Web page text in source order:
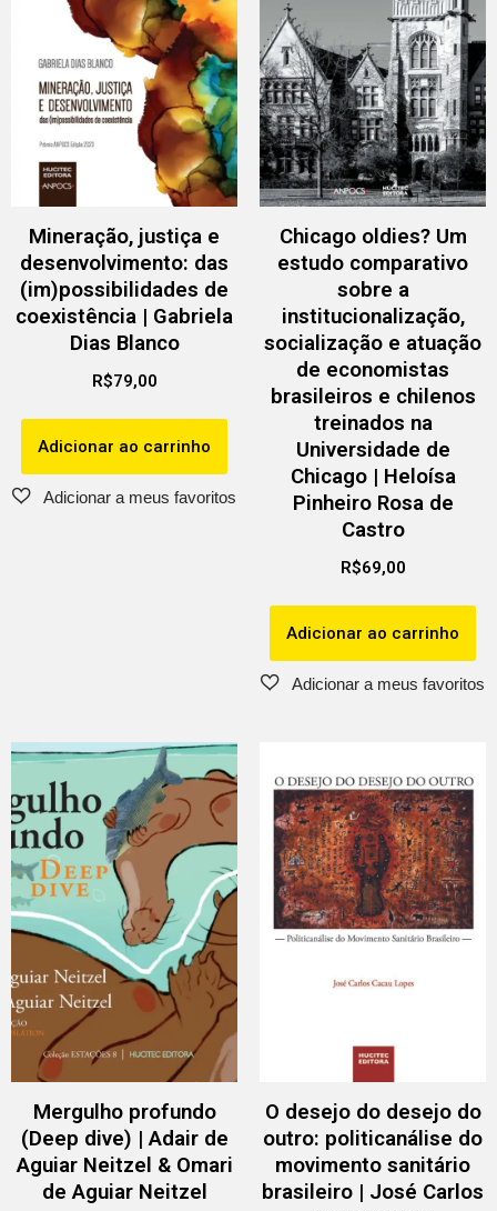
Mineração, justiça e
desenvolvimento: das
(im)possibilidades de
coexistência | Gabriela
Dias Blanco
R$79,00
Adicionar ao carrinho
Chicago oldies? Um
estudo comparativo
sobre a
institucionalização,
socialização e atuação
de economistas
brasileiros e chilenos
treinados na
Universidade de
Chicago | Heloísa
Pinheiro Rosa de
Castro
R$69,00
Adicionar ao carrinho
Mergulho profundo
(Deep dive) | Adair de
Aguiar Neitzel & Omari
de Aguiar Neitzel
O desejo do desejo do
outro: politicanálise do
movimento sanitário
brasileiro | José Carlos